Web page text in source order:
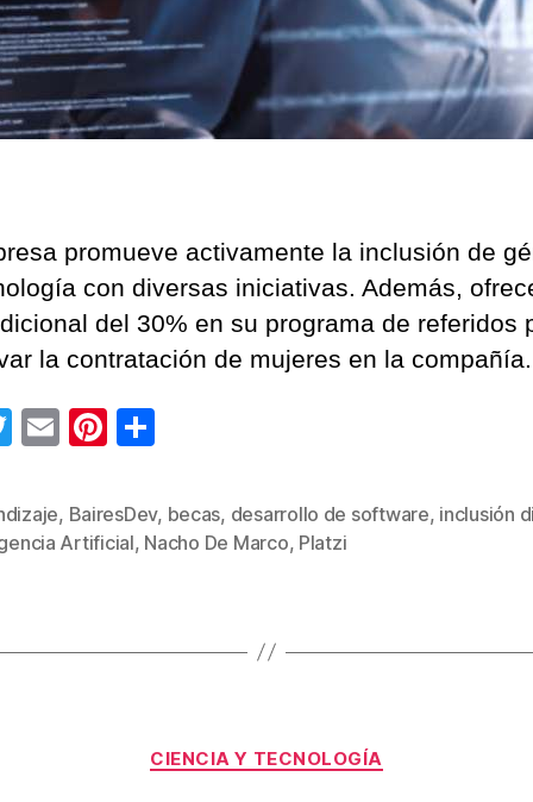
promueve activamente la inclusión de
con diversas iniciativas. Además,
del 30% en su programa de referidos
la contratación de mujeres en la compañía.
T
tt
er
E
ail
Pi
er
e
m
p
, BairesDev, becas, desarrollo de software, inclusión
Artificial, Nacho De Marco, Platzi
Categorías
CIENCIA Y TECNOLOGÍA